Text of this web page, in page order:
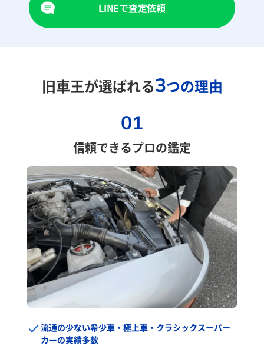
LINEで査定依頼
旧車王が選ばれる3つの理由
01
信頼できるプロの鑑定
流通の少ない希少車・極上車・クラシックスーパー
カーの実績多数